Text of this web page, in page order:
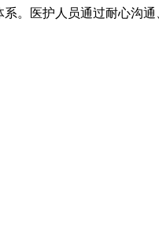
医护人员通过耐心沟通